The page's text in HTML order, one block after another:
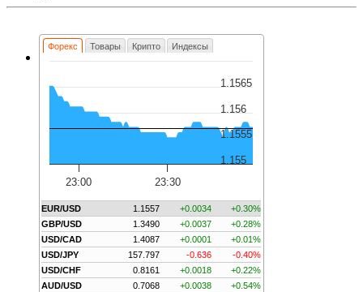
Форекс Товары Крипто Индексы
23:00 23:30
1.155
1.1555
1.156
1.1565
EUR/USD 1.1557 +0.0034
+0.30%
GBP/USD
1.3490 +0.0037
+0.28%
USD/CAD
1.4087 +0.0001
+0.01%
USD/JPY
157.797 -0.636
-0.40%
USD/CHF
0.8161 +0.0018
+0.22%
AUD/USD
0.7068 +0.0038
+0.54%